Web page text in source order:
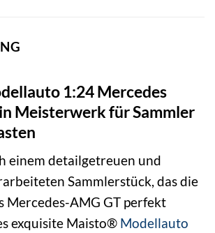
1:24 Mercedes
Meisterwerk für Sammler
einem detailgetreuen und
Sammlerstück, das die
Mercedes-AMG GT perfekt
exquisite Maisto® Modellauto